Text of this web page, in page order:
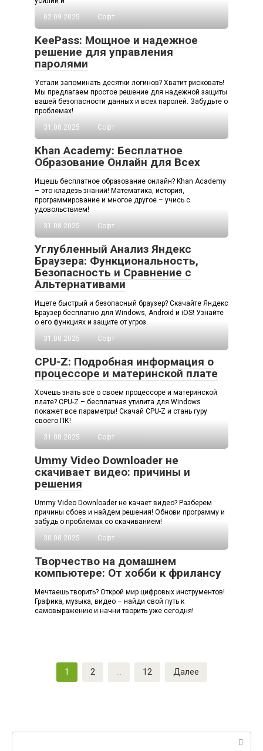
02.09.2025
Софт
KeePass: Мощное и надежное
решение для управления
паролями
Устали запоминать десятки логинов? Хватит рисковать!
Мы предлагаем простое решение для надежной защиты
вашей безопасности данных и всех паролей. Забудьте о
проблемах!
31.08.2025
Софт
Khan Academy: Бесплатное
Образование Онлайн для Всех
Ищешь бесплатное образование онлайн? Khan Academy
– это кладезь знаний! Математика, история,
программирование и многое другое – учись с
удовольствием!
31.08.2025
Софт
Углубленный Анализ Яндекс
Браузера: Функциональность,
Безопасность и Сравнение с
Альтернативами
Ищете быстрый и безопасный браузер? Скачайте Яндекс
Браузер бесплатно для Windows, Android и iOS! Узнайте
о его функциях и защите от угроз.
31.08.2025
Софт
CPU-Z: Подробная информация о
процессоре и материнской плате
Хочешь знать всё о своем процессоре и материнской
плате? CPU-Z – бесплатная утилита для Windows
покажет все параметры! Скачай CPU-Z и стань гуру
своего ПК!
31.08.2025
Софт
Ummy Video Downloader не
скачивает видео: причины и
решения
Ummy Video Downloader не качает видео? Разберем
причины сбоев и найдем решения! Обнови программу и
забудь о проблемах со скачиванием!
30.08.2025
Софт
Творчество на домашнем
компьютере: От хобби к фрилансу
Мечтаешь творить? Открой мир цифровых инструментов!
Графика, музыка, видео – найди свой путь к
самовыражению и начни творить уже сегодня!
1 2 … 12 Далее